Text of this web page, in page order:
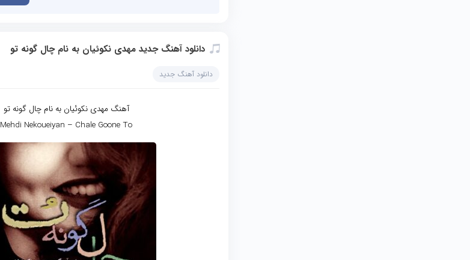
دانلود آهنگ جدید مهدی نکوئیان به نام چال گونه تو
دانلود آهنگ جدید
آهنگ مهدی نکوئیان به نام چال گونه تو
Mehdi Nekoueiyan – Chale Goone To